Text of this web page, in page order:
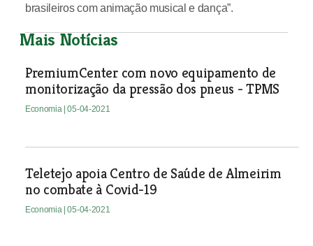
brasileiros com animação musical e dança”.
Mais Notícias
PremiumCenter com novo equipamento de
monitorização da pressão dos pneus - TPMS
Economia | 05-04-2021
Teletejo apoia Centro de Saúde de Almeirim
no combate à Covid-19
Economia | 05-04-2021